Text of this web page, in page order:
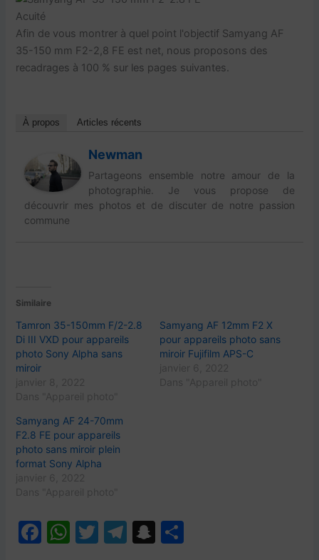
Acuité
Afin de vous montrer à quel point l'objectif Samyang AF
35-150 mm F2-2,8 FE est net, nous proposons des
recadrages à 100 % sur les pages suivantes.
À propos Articles récents
Newman
Partageons ensemble notre amour de la
photographie. Je vous propose de
découvrir mes photos et de discuter de notre passion
commune
Similaire
Tamron 35-150mm F/2-2.8
Di III VXD pour appareils
photo Sony Alpha sans
miroir
Samyang AF 12mm F2 X
pour appareils photo sans
miroir Fujifilm APS-C
Samyang AF 24-70mm
F2.8 FE pour appareils
photo sans miroir plein
format Sony Alpha
F
W T
T
S